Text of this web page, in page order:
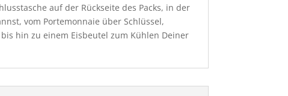
auf der Rückseite des Packs, in der
vom Portemonnaie über Schlüssel,
hin zu einem Eisbeutel zum Kühlen Deiner